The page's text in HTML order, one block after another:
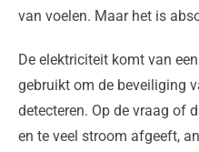
van voelen. Maar het is
De elektriciteit komt van
gebruikt om de beveiliging
detecteren. Op de vraag of
en te veel stroom afgeeft,